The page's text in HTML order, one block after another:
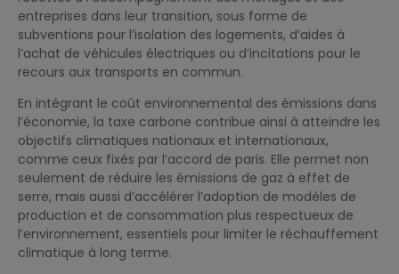
entreprises dans leur transition, sous forme de
subventions pour l’isolation des logements, d’aides à
l’achat de véhicules électriques ou d’incitations pour le
recours aux transports en commun.
En intégrant le coût environnemental des émissions dans
l’économie, la taxe carbone contribue ainsi à atteindre les
objectifs climatiques nationaux et internationaux,
comme ceux fixés par l’accord de paris. Elle permet non
seulement de réduire les émissions de gaz à effet de
serre, mais aussi d’accélérer l’adoption de modèles de
production et de consommation plus respectueux de
l’environnement, essentiels pour limiter le réchauffement
climatique à long terme.